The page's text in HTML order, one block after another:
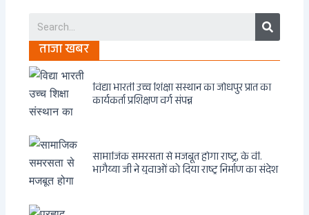
Search
ताजा खबर
विद्या भारती उच्च शिक्षा संस्थान का जोधपुर प्रांत का
कार्यकर्ता प्रशिक्षण वर्ग संपन्न
सामाजिक समरसता से मजबूत होगा राष्ट्र, के वी.
भागैय्या जी ने युवाओं को दिया राष्ट्र निर्माण का संदेश